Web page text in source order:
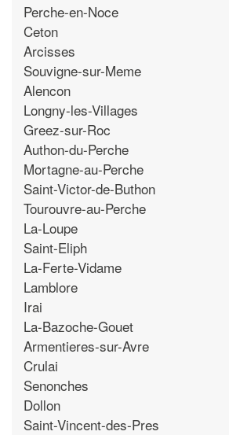
Perche-en-Noce
Ceton
Arcisses
Souvigne-sur-Meme
Alencon
Longny-les-Villages
Greez-sur-Roc
Authon-du-Perche
Mortagne-au-Perche
Saint-Victor-de-Buthon
Tourouvre-au-Perche
La-Loupe
Saint-Eliph
La-Ferte-Vidame
Lamblore
Irai
La-Bazoche-Gouet
Armentieres-sur-Avre
Crulai
Senonches
Dollon
Saint-Vincent-des-Pres